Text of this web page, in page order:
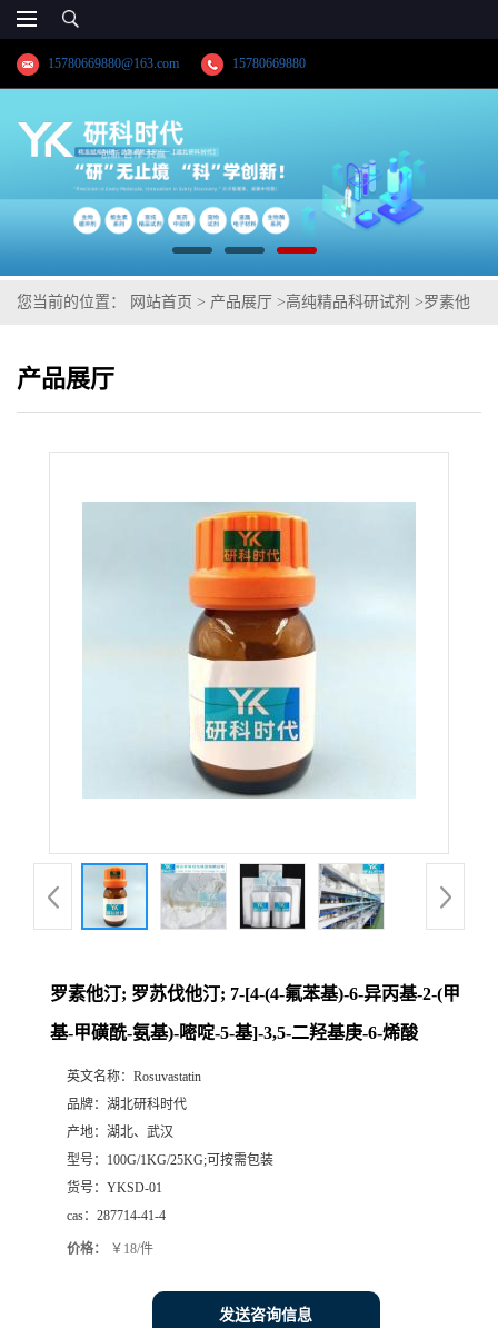
15780669880@163.com 15780669880
您当前的位置： 网站首页 > 产品展厅 >高纯精品科研试剂 >罗素他
啶-5-基]-3,5-二羟基庚-6-烯酸
产品展厅
罗素他汀; 罗苏伐他汀; 7-[4-(4-氟苯基)-6-异丙基-2-(甲
基-甲磺酰-氨基)-嘧啶-5-基]-3,5-二羟基庚-6-烯酸
英文名称： Rosuvastatin
品牌： 湖北研科时代
产地： 湖北、武汉
型号： 100G/1KG/25KG;可按需包装
货号： YKSD-01
cas： 287714-41-4
价格： ￥18/件
发送咨询信息